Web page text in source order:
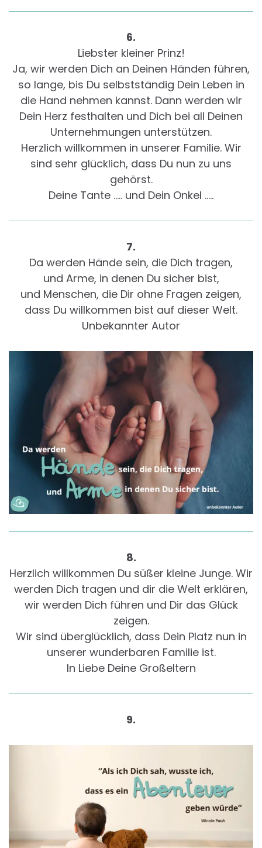
6.
Liebster kleiner Prinz!
Ja, wir werden Dich an Deinen Händen führen,
so lange, bis Du selbstständig Dein Leben in
die Hand nehmen kannst. Dann werden wir
Dein Herz festhalten und Dich bei all Deinen
Unternehmungen unterstützen.
Herzlich willkommen in unserer Familie. Wir
sind sehr glücklich, dass Du nun zu uns
gehörst.
Deine Tante ….. und Dein Onkel …..
7.
Da werden Hände sein, die Dich tragen,
und Arme, in denen Du sicher bist,
und Menschen, die Dir ohne Fragen zeigen,
dass Du willkommen bist auf dieser Welt.
Unbekannter Autor
8.
Herzlich willkommen Du süßer kleine Junge. Wir
werden Dich tragen und dir die Welt erklären,
wir werden Dich führen und Dir das Glück
zeigen.
Wir sind überglücklich, dass Dein Platz nun in
unserer wunderbaren Familie ist.
In Liebe Deine Großeltern
9.